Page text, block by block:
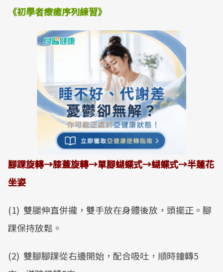
《初學者療癒序列練習》
腳踝旋轉→膝蓋旋轉→單腳蝴蝶式→蝴蝶式→半蓮花
坐姿
(1) 雙腿伸直併攏，雙手放在身體後放，頭擺正。腳
踝保持放鬆。
(2) 雙腳腳踝從右邊開始，配合吸吐，順時鐘轉5